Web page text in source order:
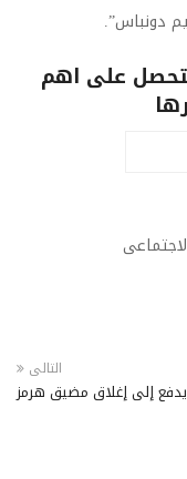
دونباس”.
على اهم
التالى
يدفع إلى إغلاق مضيق هرمز